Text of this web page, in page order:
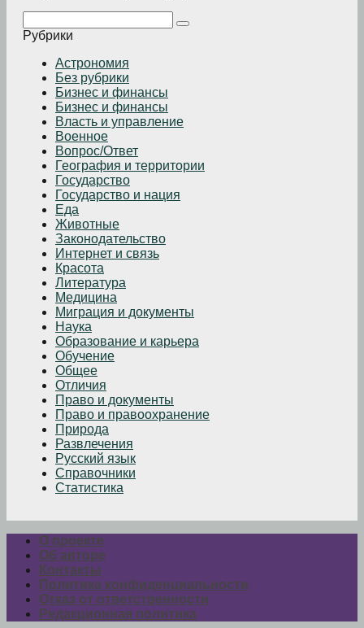
Рубрики
Астрономия
Без рубрики
Бизнеc и финансы
Бизнес и финансы
Власть и управление
Военное
Вопрос/Ответ
География и территории
Государство
Государство и нация
Еда
Животные
Законодательство
Интернет и связь
Красота
Литература
Медицина
Миграция и документы
Наука
Образование и карьера
Обучение
Общее
Отличия
Право и документы
Право и правоохранение
Природа
Развлечения
Русский язык
Справочники
Статистика
О проекте
Об авторе
Контакты
Политика конфиденциальности
Отказ от ответственности
Редакционная политика